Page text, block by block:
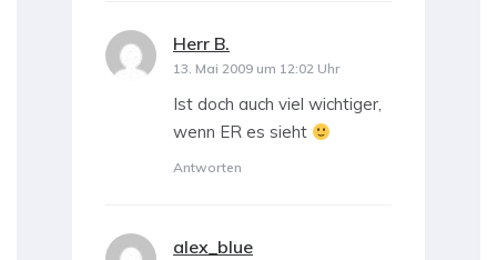
Herr B.
13. Mai 2009 um 12:02 Uhr
Ist doch auch viel wichtiger,
wenn ER es sieht
Antworten
alex_blue